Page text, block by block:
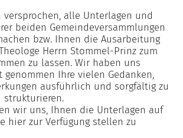
alle Unterlagen und
beiden Gemeindeversammlungen
bzw. Ihnen die Ausarbeitung
Herrn Stommel-Prinz zum
zu lassen. Wir haben uns
Ihre vielen Gedanken,
ausführlich und sorgfältig zu
strukturieren.
wir uns, Ihnen die Unterlagen auf
hier zur Verfügung stellen zu